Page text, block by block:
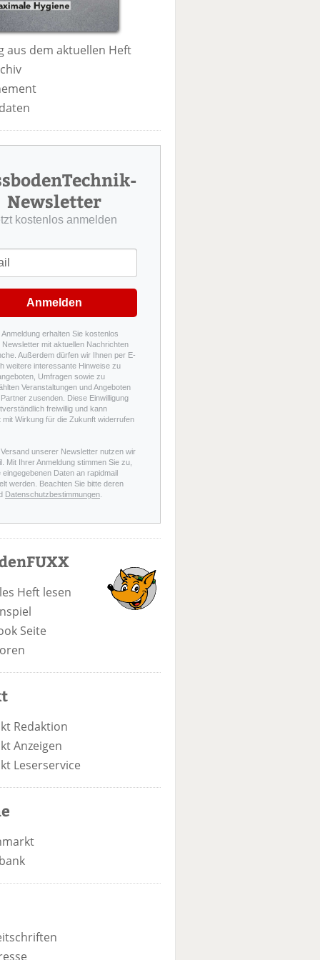
aus dem aktuellen Heft
Newsletter
kostenlos anmelden
Anmelden
Anmeldung erhalten Sie kostenlos
Newsletter mit aktuellen Nachrichten
Außerdem dürfen wir Ihnen per E-
weitere interessante Hinweise zu
Umfragen sowie zu
Veranstaltungen und Angeboten
zusenden. Diese Einwilligung
freiwillig und kann
mit Wirkung für die Zukunft widerrufen
Versand unserer Newsletter nutzen wir
Mit Ihrer Anmeldung stimmen Sie zu,
eingegebenen Daten an rapidmail
werden. Beachten Sie bitte deren
Datenschutzbestimmungen.
Heft lesen
Seite
Redaktion
Anzeigen
Leserservice